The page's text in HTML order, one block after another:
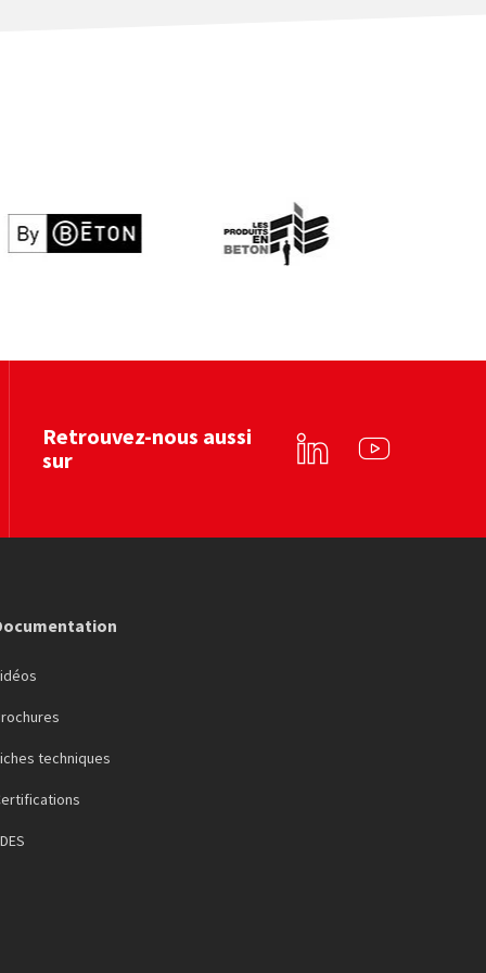
Retrouvez-nous aussi
sur
Linkedin YouTube
techniques